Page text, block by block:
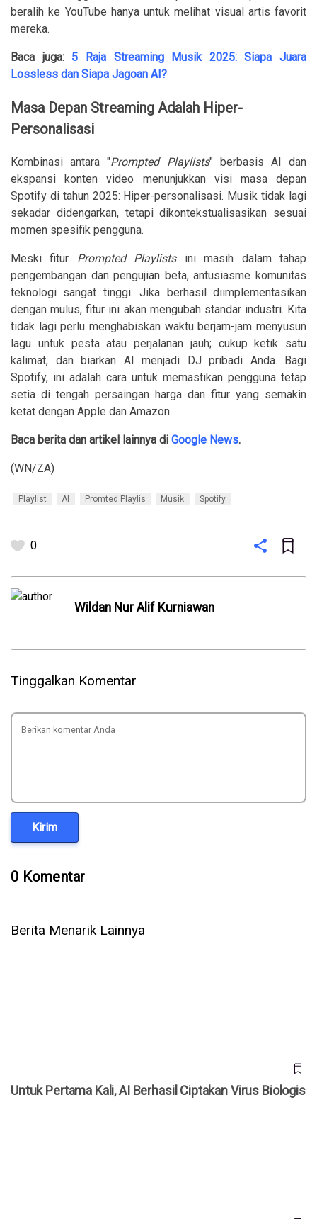
beralih ke YouTube hanya untuk melihat visual artis favorit
mereka.
Baca juga: 5 Raja Streaming Musik 2025: Siapa Juara
Lossless dan Siapa Jagoan AI?
Masa Depan Streaming Adalah Hiper-
Personalisasi
Kombinasi antara "Prompted Playlists" berbasis AI dan
ekspansi konten video menunjukkan visi masa depan
Spotify di tahun 2025: Hiper-personalisasi. Musik tidak lagi
sekadar didengarkan, tetapi dikontekstualisasikan sesuai
momen spesifik pengguna.
Meski fitur Prompted Playlistsini masih dalam tahap
pengembangan dan pengujian beta, antusiasme komunitas
teknologi sangat tinggi. Jika berhasil diimplementasikan
dengan mulus, fitur ini akan mengubah standar industri. Kita
tidak lagi perlu menghabiskan waktu berjam-jam menyusun
lagu untuk pesta atau perjalanan jauh; cukup ketik satu
kalimat, dan biarkan AI menjadi DJ pribadi Anda. Bagi
Spotify, ini adalah cara untuk memastikan pengguna tetap
setia di tengah persaingan harga dan fitur yang semakin
ketat dengan Apple dan Amazon.
Baca berita dan artikel lainnya di Google News.
(WN/ZA)
Playlist AI Promted Playlis Musik Spotify
0
Wildan Nur Alif Kurniawan
Tinggalkan Komentar
Kirim
0 Komentar
Berita Menarik Lainnya
Untuk Pertama Kali, AI Berhasil Ciptakan Virus Biologis